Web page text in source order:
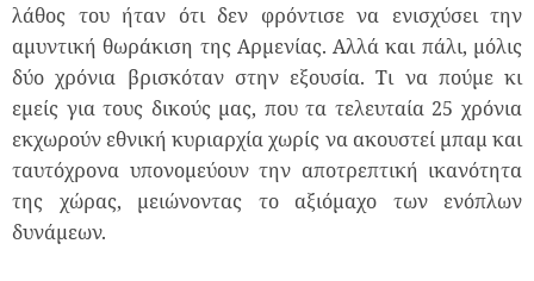
λάθος του ήταν ότι δεν φρόντισε να ενισχύσει την
αμυντική θωράκιση της Αρμενίας. Αλλά και πάλι, μόλις
δύο χρόνια βρισκόταν στην εξουσία. Τι να πούμε κι
εμείς για τους δικούς μας, που τα τελευταία 25 χρόνια
εκχωρούν εθνική κυριαρχία χωρίς να ακουστεί μπαμ και
ταυτόχρονα υπονομεύουν την αποτρεπτική ικανότητα
της χώρας, μειώνοντας το αξιόμαχο των ενόπλων
δυνάμεων.